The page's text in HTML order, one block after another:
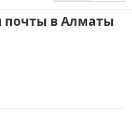
почты в Алматы